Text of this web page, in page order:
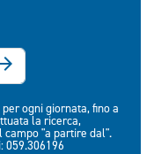
ogni giornata, fino a
la ricerca,
"a partire dal".
059.306196